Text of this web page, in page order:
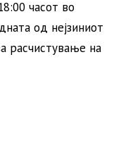
часот во
од нејзиниот
расчистување на